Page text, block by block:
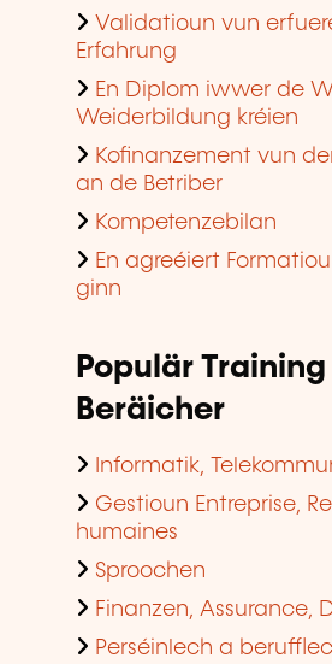
Validatioun vun
Erfahrung
En Diplom iwwer de
Weiderbildung kréien
Kofinanzement vun
an de Betriber
Kompetenzebilan
En agreéiert
ginn
Populär Training
Beräicher
Informatik,
Gestioun Entreprise,
humaines
Sproochen
Finanzen, Assurance,
Perséinlech a